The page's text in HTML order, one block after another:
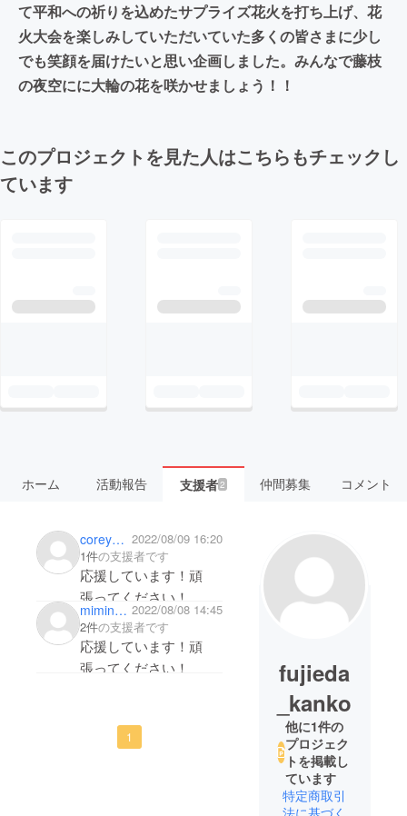
て平和への祈りを込めたサプライズ花火を打ち上げ、花
火大会を楽しみしていただいていた多くの皆さまに少し
でも笑顔を届けたいと思い企画しました。みんなで藤枝
の夜空にに大輪の花を咲かせましょう！！
このプロジェクトを見た人はこちらもチェックし
ています
ホーム 活動報告 支援者2 仲間募集 コメント
corey7671 2022/08/09 16:20
1件の支援者です
応援しています！頑
張ってください！
miminene 2022/08/08 14:45
2件の支援者です
応援しています！頑
張ってください！
1
fujieda
_kanko
他に1件の
プロジェク
トを掲載し
ています
特定商取引
法に基づく